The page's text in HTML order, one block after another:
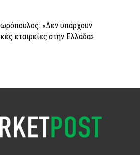
«Δεν υπάρχουν
εταιρείες στην Ελλάδα»